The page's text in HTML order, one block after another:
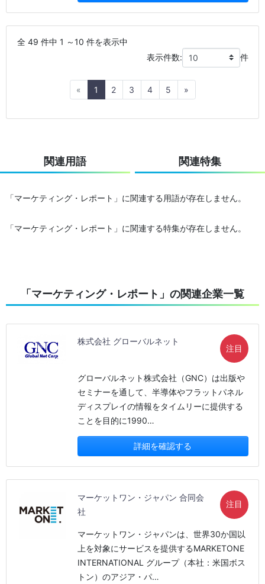
全 49 件中 1 ～10 件を表示中
表示件数:
件
« Previous
1 2 3 4 5 »
関連用語 関連特集
「マーケティング・レポート」に関連する用語が存在しません。
「マーケティング・レポート」に関連する特集が存在しません。
「マーケティング・レポート」の関連企業一覧
株式会社 グローバルネット
注目
グローバルネット株式会社（GNC）は出版や
セミナーを通して、半導体やフラットパネル
ディスプレイの情報をタイムリーに提供する
ことを目的に1990…
詳細を確認する
マーケットワン・ジャパン 合同会
社
注目
マーケットワン・ジャパンは、世界30か国以
上を対象にサービスを提供するMARKETONE
INTERNATIONAL グループ（本社：米国ボス
トン）のアジア・パ…